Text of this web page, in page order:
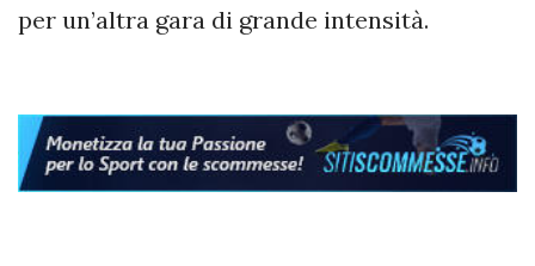
per un’altra gara di grande intensità.